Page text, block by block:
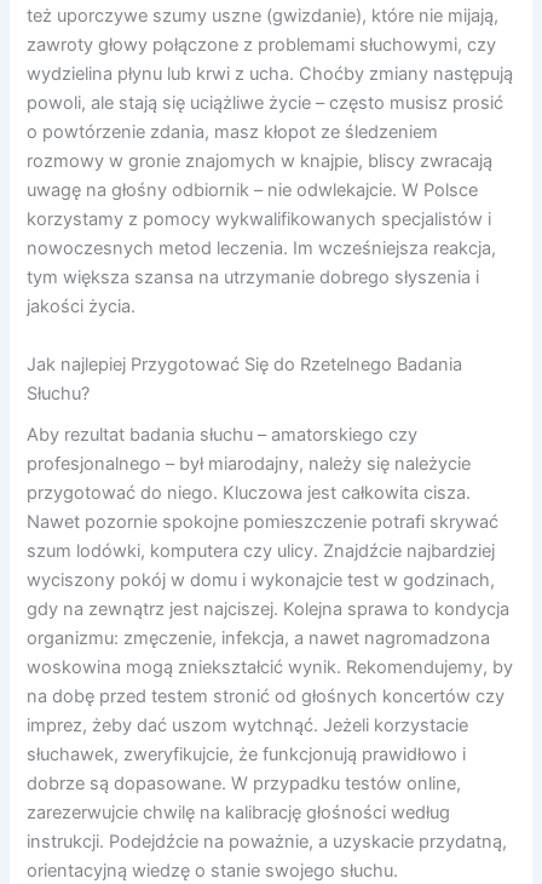
też uporczywe szumy uszne (gwizdanie), które nie mijają,
zawroty głowy połączone z problemami słuchowymi, czy
wydzielina płynu lub krwi z ucha. Choćby zmiany następują
powoli, ale stają się uciążliwe życie – często musisz prosić
o powtórzenie zdania, masz kłopot ze śledzeniem
rozmowy w gronie znajomych w knajpie, bliscy zwracają
uwagę na głośny odbiornik – nie odwlekajcie. W Polsce
korzystamy z pomocy wykwalifikowanych specjalistów i
nowoczesnych metod leczenia. Im wcześniejsza reakcja,
tym większa szansa na utrzymanie dobrego słyszenia i
jakości życia.
Jak najlepiej Przygotować Się do Rzetelnego Badania
Słuchu?
Aby rezultat badania słuchu – amatorskiego czy
profesjonalnego – był miarodajny, należy się należycie
przygotować do niego. Kluczowa jest całkowita cisza.
Nawet pozornie spokojne pomieszczenie potrafi skrywać
szum lodówki, komputera czy ulicy. Znajdźcie najbardziej
wyciszony pokój w domu i wykonajcie test w godzinach,
gdy na zewnątrz jest najciszej. Kolejna sprawa to kondycja
organizmu: zmęczenie, infekcja, a nawet nagromadzona
woskowina mogą zniekształcić wynik. Rekomendujemy, by
na dobę przed testem stronić od głośnych koncertów czy
imprez, żeby dać uszom wytchnąć. Jeżeli korzystacie
słuchawek, zweryfikujcie, że funkcjonują prawidłowo i
dobrze są dopasowane. W przypadku testów online,
zarezerwujcie chwilę na kalibrację głośności według
instrukcji. Podejdźcie na poważnie, a uzyskacie przydatną,
orientacyjną wiedzę o stanie swojego słuchu.